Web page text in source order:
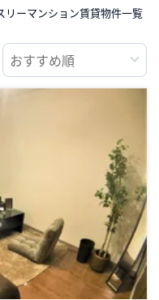
ーマンション賃貸物件一覧